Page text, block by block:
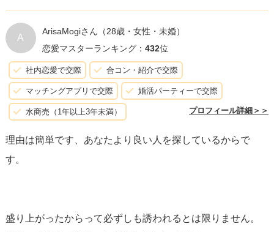
次のステップとして
積極的に自分からデートの提案をする
ことも一つの手です。ただし、
相手が乗り気でない場合は
無理に追いかけず、自己価値を下げないようにしてくださ
い。また、マッチングアプリを継続的に利用し、他の出会
いにも目を向けることが大切です。一人の男性にこだわら
ず、自分にとって合う人を探してみてください。
男性心理は人それぞれで
なら相手にハッキリと聞くのも手ですが、 追いすぎず、自
A
ArisaMogiさん （28歳・女性・未婚）
恋愛マスターランキング： 432位
社内恋愛で交際 合コン・紹介で交際
マッチングアプリで交際 婚活パーティーで交際
水商売（1年以上3年未満） プロフィール詳細＞＞
理由は簡単です、あなたより良い人を探しているからで
す。
盛り上がったからって必ずしも誘われるとは限りません。